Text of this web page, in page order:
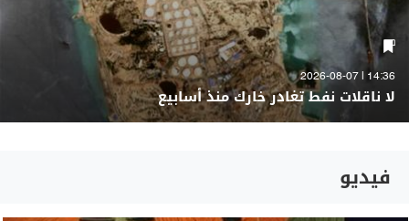
14:36 | 2026-08-07
لا ناقلات نفط تغادر خارك منذ أسابيع
فيديو